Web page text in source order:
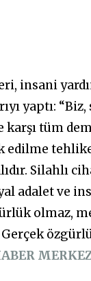
insani
yaptı: “Biz,
karşı tüm
edilme
Silahlı
adalet ve
olmaz,